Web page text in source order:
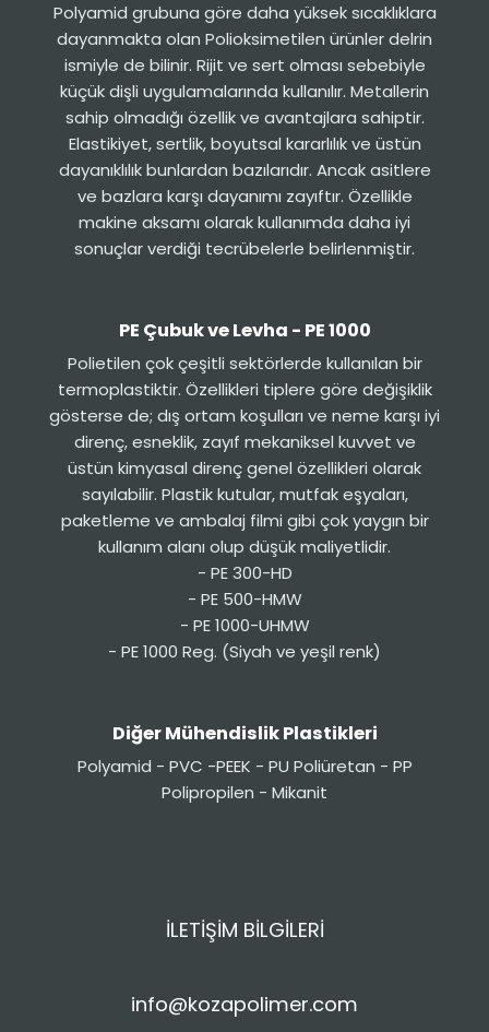
Polyamid grubuna göre daha yüksek sıcaklıklara
dayanmakta olan Polioksimetilen ürünler delrin
ismiyle de bilinir. Rijit ve sert olması sebebiyle
küçük dişli uygulamalarında kullanılır. Metallerin
sahip olmadığı özellik ve avantajlara sahiptir.
Elastikiyet, sertlik, boyutsal kararlılık ve üstün
dayanıklılık bunlardan bazılarıdır. Ancak asitlere
ve bazlara karşı dayanımı zayıftır. Özellikle
makine aksamı olarak kullanımda daha iyi
sonuçlar verdiği tecrübelerle belirlenmiştir.
PE Çubuk ve Levha - PE 1000
Polietilen çok çeşitli sektörlerde kullanılan bir
termoplastiktir. Özellikleri tiplere göre değişiklik
gösterse de; dış ortam koşulları ve neme karşı iyi
direnç, esneklik, zayıf mekaniksel kuvvet ve
üstün kimyasal direnç genel özellikleri olarak
sayılabilir. Plastik kutular, mutfak eşyaları,
paketleme ve ambalaj filmi gibi çok yaygın bir
kullanım alanı olup düşük maliyetlidir.
- PE 300-HD
- PE 500-HMW
- PE 1000-UHMW
- PE 1000 Reg. (Siyah ve yeşil renk)
Diğer Mühendislik Plastikleri
Polyamid - PVC -PEEK - PU Poliüretan - PP
Polipropilen - Mikanit
İLETİŞİM BİLGİLERİ
info@kozapolimer.com